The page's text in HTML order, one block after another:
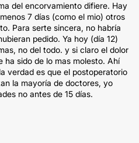
del encorvamiento difiere. Hay
7 días (como el mio) otros
Para serte sincera, no habría
pedido. Ya hoy (día 12)
no del todo. y si claro el dolor
ha sido de lo mas molesto. Ahí
verdad es que el postoperatorio
la mayoría de doctores, yo
no antes de 15 días.